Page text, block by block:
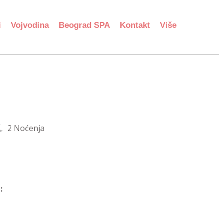
Vojvodina Beograd SPA Kontakt Više
2 Noćenja